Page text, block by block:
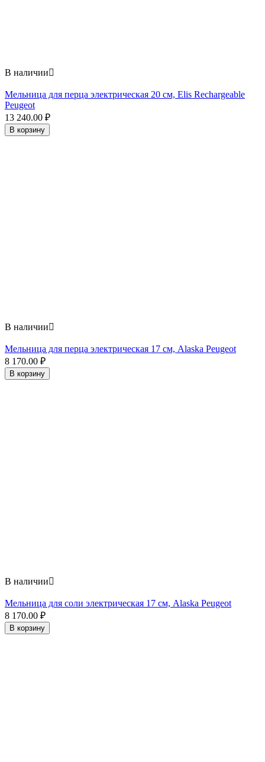
В наличии
Мельница для перца электрическая 20 см, Elis Rechargeable
Peugeot
13 240.00 ₽
В корзину
В наличии
Мельница для перца электрическая 17 см, Alaska Peugeot
8 170.00 ₽
В корзину
В наличии
Мельница для соли электрическая 17 см, Alaska Peugeot
8 170.00 ₽
В корзину